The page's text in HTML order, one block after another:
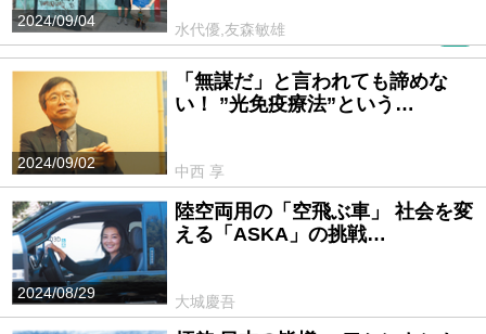
2024/09/04
水代優,友森敏雄
2024/09/02
「無謀だ」と言われても諦めな
い！ ”光免疫療法”という…
中西 享
2024/08/29
陸空両用の「空飛ぶ車」 社会を変
える「ASKA」の挑戦…
大城慶吾